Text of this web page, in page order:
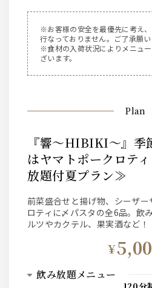
※お客様の安全を最優先に考え
行なっておりません。ご了承願い
※食材の入荷状況によりメニュ
ざいます。
Plan
『響～HIBIKI～』季節前菜とメイン
はヤマトポークロテ
放題付夏プラン≫
前菜盛合せと揚げ物、シーザ
ロティに〆パスタの全6品。飲
ルツやカクテル、果実酒など！
¥
飲み放題メニュー